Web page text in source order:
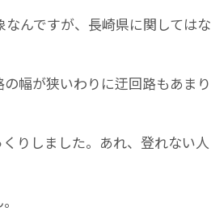
んですが、長崎県に関してはな
幅が狭いわりに迂回路もあまり
くりしました。あれ、登れない人